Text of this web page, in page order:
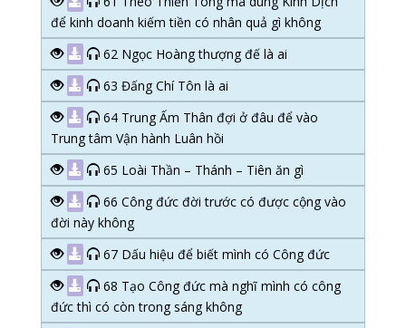
để kinh doanh kiếm tiền có nhân quả gì không
62 Ngọc Hoàng thượng đế là ai
63 Đấng Chí Tôn là ai
64 Trung Ấm Thân đợi ở đâu để vào
Trung tâm Vận hành Luân hồi
65 Loài Thần – Thánh – Tiên ăn gì
66 Công đức đời trước có được cộng vào
đời này không
67 Dấu hiệu để biết mình có Công đức
68 Tạo Công đức mà nghĩ mình có công
đức thì có còn trong sáng không